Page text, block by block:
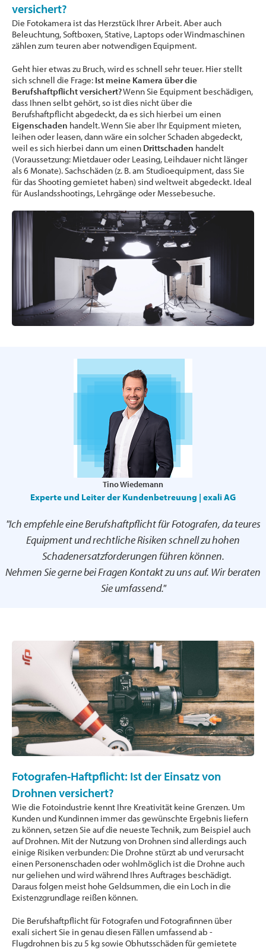
versichert?
Die Fotokamera ist das Herzstück Ihrer Arbeit. Aber auch
Beleuchtung, Softboxen, Stative, Laptops oder Windmaschinen
zählen zum teuren aber notwendigen Equipment.
Geht hier etwas zu Bruch, wird es schnell sehr teuer. Hier stellt
sich schnell die Frage: Ist meine Kamera über die
Berufshaftpflicht versichert?Wenn Sie Equipment beschädigen,
dass Ihnen selbt gehört, so ist dies nicht über die
Berufshaftpflicht abgedeckt, da es sich hierbei um einen
Eigenschaden handelt. Wenn Sie aber Ihr Equipment mieten,
leihen oder leasen, dann wäre ein solcher Schaden abgedeckt,
weil es sich hierbei dann um einen Drittschaden handelt
(Voraussetzung: Mietdauer oder Leasing, Leihdauer nicht länger
als 6 Monate). Sachschäden (z. B. am Studioequipment, dass Sie
für das Shooting gemietet haben) sind weltweit abgedeckt. Ideal
für Auslandsshootings, Lehrgänge oder Messebesuche.
Tino Wiedemann
Experte und Leiter der Kundenbetreuung | exali AG
"Ich empfehle eine Berufshaftpflicht für Fotografen, da teures
Equipment und rechtliche Risiken schnell zu hohen
Schadenersatzforderungen führen können.
Nehmen Sie gerne bei Fragen Kontakt zu uns auf. Wir beraten
Sie umfassend."
Fotografen-Haftpflicht: Ist der Einsatz von
Drohnen versichert?
Wie die Fotoindustrie kennt Ihre Kreativität keine Grenzen. Um
Kunden und Kundinnen immer das gewünschte Ergebnis liefern
zu können, setzen Sie auf die neueste Technik, zum Beispiel auch
auf Drohnen. Mit der Nutzung von Drohnen sind allerdings auch
einige Risiken verbunden: Die Drohne stürzt ab und verursacht
einen Personenschaden oder wohlmöglich ist die Drohne auch
nur geliehen und wird während Ihres Auftrages beschädigt.
Daraus folgen meist hohe Geldsummen, die ein Loch in die
Existenzgrundlage reißen können.
Die Berufshaftpflicht für Fotografen und Fotografinnen über
exali sichert Sie in genau diesen Fällen umfassend ab -
Flugdrohnen bis zu 5 kg sowie Obhutsschäden für gemietete